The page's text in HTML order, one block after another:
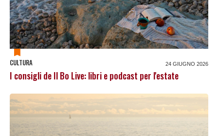
CULTURA 24 GIUGNO 2026
I consigli de Il Bo Live: libri e podcast per l'estate